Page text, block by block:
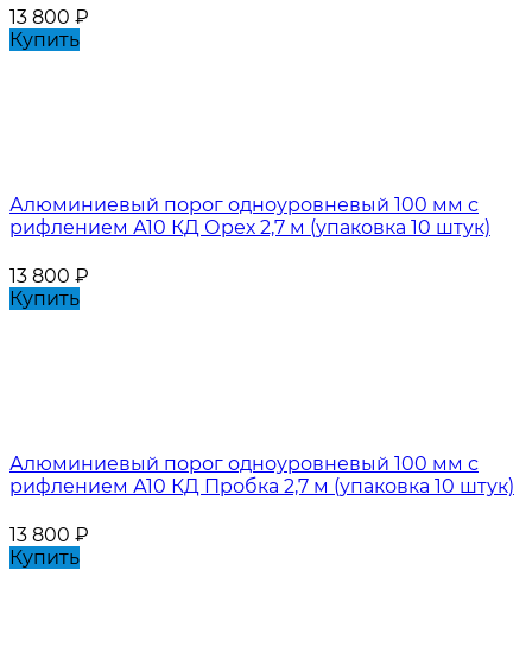
13 800 ₽
Купить
Алюминиевый порог одноуровневый 100 мм с
рифлением А10 КД Орех 2,7 м (упаковка 10 штук)
13 800 ₽
Купить
Алюминиевый порог одноуровневый 100 мм с
рифлением А10 КД Пробка 2,7 м (упаковка 10 штук)
13 800 ₽
Купить